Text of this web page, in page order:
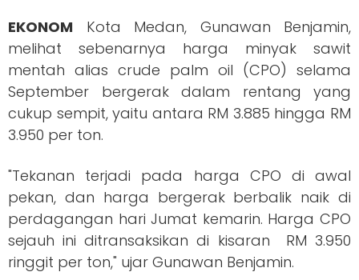
EKONOM Kota Medan, Gunawan Benjamin,
melihat sebenarnya harga minyak sawit
mentah alias crude palm oil (CPO) selama
September bergerak dalam rentang yang
cukup sempit, yaitu antara RM 3.885 hingga RM
3.950 per ton.
"Tekanan terjadi pada harga CPO di awal
pekan, dan harga bergerak berbalik naik di
perdagangan hari Jumat kemarin. Harga CPO
sejauh ini ditransaksikan di kisaran RM 3.950
ringgit per ton," ujar Gunawan Benjamin.